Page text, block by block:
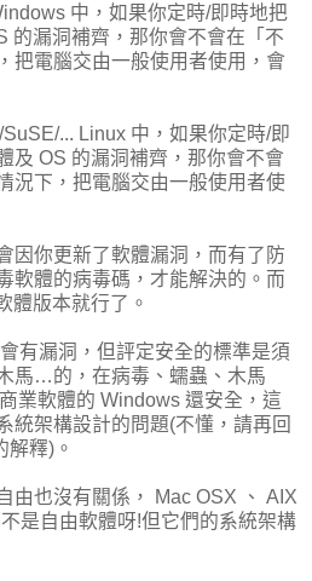
中，如果你定時/即時地把
的漏洞補齊，那你會不會在「不
把電腦交由一般使用者使用，會
... Linux 中，如果你定時/即
及 OS 的漏洞補齊，那你會不會
況下，把電腦交由一般使用者使
因你更新了軟體漏洞，而有了防
軟體的病毒碼，才能解決的。而
體版本就行了。
有漏洞，但評定安全的標準是須
馬…的，在病毒、蠕蟲、木馬
業軟體的 Windows 還安全，這
統架構設計的問題(不懂，請再回
解釋)。
由也沒有關係， Mac OSX 、 AIX
是自由軟體呀!但它們的系統架構